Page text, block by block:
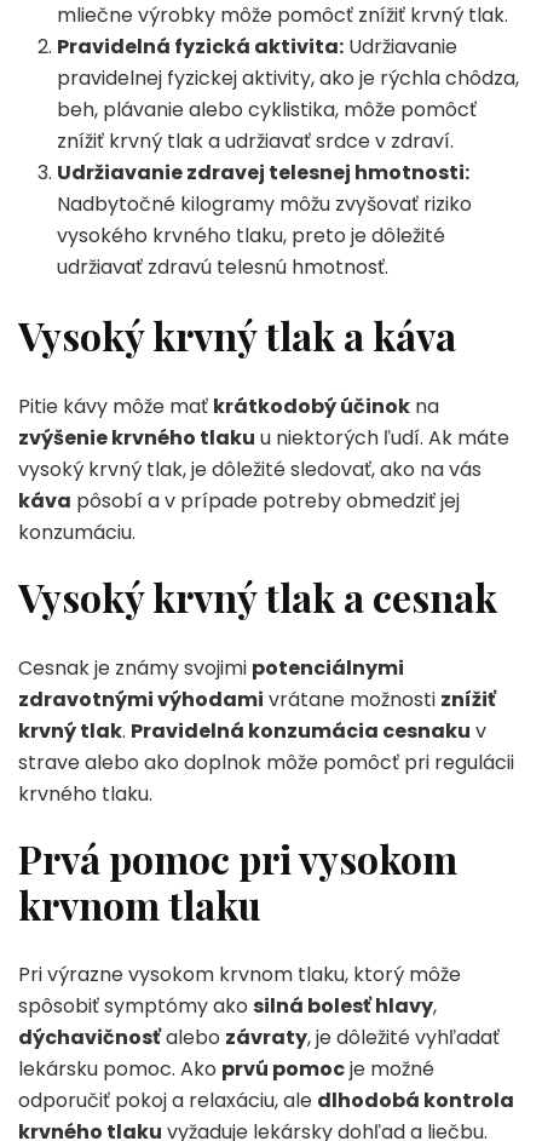
mliečne výrobky môže pomôcť znížiť krvný tlak.
Pravidelná fyzická aktivita: Udržiavanie
pravidelnej fyzickej aktivity, ako je rýchla chôdza,
beh, plávanie alebo cyklistika, môže pomôcť
znížiť krvný tlak a udržiavať srdce v zdraví.
Udržiavanie zdravej telesnej hmotnosti:
Nadbytočné kilogramy môžu zvyšovať riziko
vysokého krvného tlaku, preto je dôležité
udržiavať zdravú telesnú hmotnosť.
Vysoký krvný tlak a káva
Pitie kávy môže mať krátkodobý účinok na
zvýšenie krvného tlaku u niektorých ľudí. Ak máte
vysoký krvný tlak, je dôležité sledovať, ako na vás
káva pôsobí a v prípade potreby obmedziť jej
konzumáciu.
Vysoký krvný tlak a cesnak
Cesnak je známy svojimi potenciálnymi
zdravotnými výhodami vrátane možnosti znížiť
krvný tlak. Pravidelná konzumácia cesnaku v
strave alebo ako doplnok môže pomôcť pri regulácii
krvného tlaku.
Prvá pomoc pri vysokom
krvnom tlaku
Pri výrazne vysokom krvnom tlaku, ktorý môže
spôsobiť symptómy ako silná bolesť hlavy,
dýchavičnosťalebo závraty, je dôležité vyhľadať
lekársku pomoc. Ako prvú pomocje možné
odporučiť pokoj a relaxáciu, ale dlhodobá kontrola
krvného tlaku vyžaduje lekársky dohľad a liečbu.